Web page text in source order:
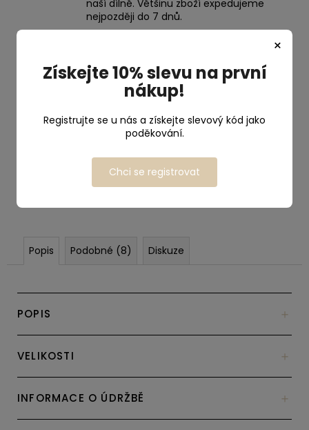
naší dílně. Většinu zboží expedujeme
nejpozději do 7 dnů.
Velký nebo malý, u nás žádný problém.
Doprava již od 55 Kč. U objednávek nad
1200 Kč doprava zdarma.
Otestováno Toustem
produkty prošly testem psí síly.
Popis Podobné (8) Diskuze
POPIS
VELIKOSTI
INFORMACE O ÚDRŽBĚ
×
Získejte 10% slevu na první
nákup!
Registrujte se u nás a získejte slevový kód jako
poděkování.
Chci se registrovat